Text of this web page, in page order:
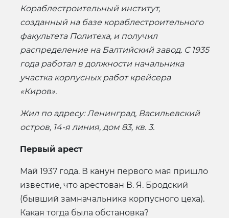
Кораблестроительный институт,
созданный на базе кораблестроительного
факультета Политеха, и получил
распределение на Балтийский завод. С 1935
года работал в должности начальника
участка корпусных работ крейсера
«Киров».
Жил по адресу: Ленинград, Васильевский
остров, 14-я линия, дом 83, кв. 3.
Первый арест
Май 1937 года. В канун первого мая пришло
известие, что арестован В. Я. Бродский
(бывший замначальника корпусного цеха).
Какая тогда была обстановка?